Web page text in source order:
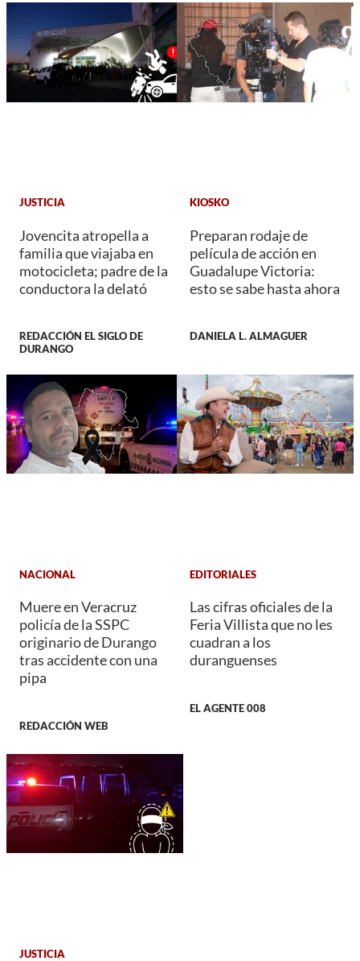
JUSTICIA
Jovencita atropella a
familia que viajaba en
motocicleta; padre de la
conductora la delató
REDACCIÓN EL SIGLO DE
DURANGO
KIOSKO
Preparan rodaje de
película de acción en
Guadalupe Victoria:
esto se sabe hasta ahora
DANIELA L. ALMAGUER
NACIONAL
Muere en Veracruz
policía de la SSPC
originario de Durango
tras accidente con una
pipa
REDACCIÓN WEB
EDITORIALES
Las cifras oficiales de la
Feria Villista que no les
cuadran a los
duranguenses
EL AGENTE 008
JUSTICIA